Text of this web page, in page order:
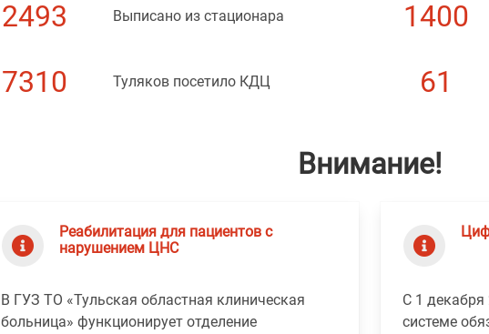
2493 Выписано из стационара 1400
7310 Туляков посетило КДЦ 61
Внимание!
Реабилитация для пациентов с
нарушением ЦНС
В ГУЗ ТО «Тульская областная клиническая
больница» функционирует отделение
С 1
системе